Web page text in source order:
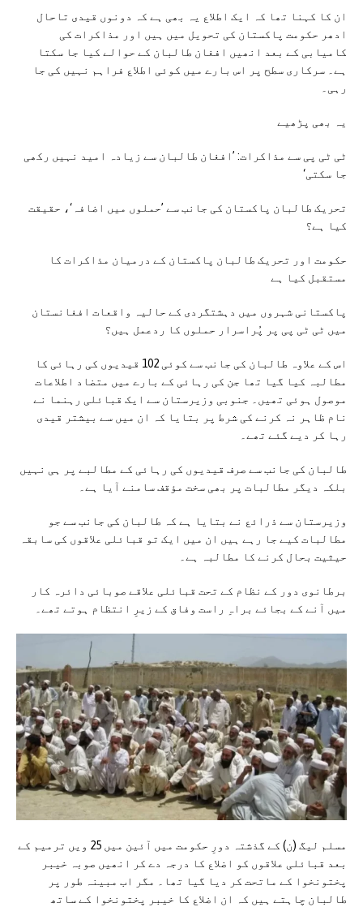
ان کا کہنا تھا کہ ایک اطلاع یہ بھی ہے کہ دونوں قیدی تاحال
ادھر حکومت پاکستان کی تحویل میں ہیں اور مذاکرات کی
کامیابی کے بعد انھیں افغان طالبان کے حوالے کیا جا سکتا
ہے۔ سرکاری سطح پر اس بارے میں کوئی اطلاع فراہم نہیں کی جا
رہی۔
یہ بھی پڑھیے
ٹی ٹی پی سے مذاکرات: ’افغان طالبان سے زیادہ امید نہیں رکھی
جا سکتی‘
تحریک طالبان پاکستان کی جانب سے ’حملوں میں اضافہ‘، حقیقت
کیا ہے؟
حکومت اور تحریک طالبان پاکستان کے درمیان مذاکرات کا
مستقبل کیا ہے
پاکستانی شہروں میں دہشتگردی کے حالیہ واقعات افغانستان
میں ٹی ٹی پی پر پُراسرار حملوں کا ردعمل ہیں؟
اس کے علاوہ طالبان کی جانب سے کوئی 102 قیدیوں کی رہائی کا
مطالبہ کیا گیا تھا جن کی رہائی کے بارے میں متضاد اطلاعات
موصول ہوئی تھیں۔ جنوبی وزیرستان سے ایک قبائلی رہنما نے
نام ظاہر نہ کرنے کی شرط پر بتایا کہ ان میں سے بیشتر قیدی
رہا کر دیے گئے تھے۔
طالبان کی جانب سے صرف قیدیوں کی رہائی کے مطالبے پر ہی نہیں
بلکہ دیگر مطالبات پر بھی سخت مؤقف سامنے آیا ہے۔
وزیرستان سے ذرائع نے بتایا ہے کہ طالبان کی جانب سے جو
مطالبات کیے جا رہے ہیں ان میں ایک تو قبائلی علاقوں کی سابقہ
حیثیت بحال کرنے کا مطالبہ ہے۔
برطانوی دور کے نظام کے تحت قبائلی علاقے صوبائی دائرہ کار
میں آنے کے بجائے براہِ راست وفاق کے زیرِ انتظام ہوتے تھے۔
مسلم لیگ (ن) کے گذشتہ دورِ حکومت میں آئین میں 25 ویں ترمیم کے
بعد قبائلی علاقوں کو اضلاع کا درجہ دے کر انھیں صوبہ خیبر
پختونخوا کے ماتحت کر دیا گیا تھا۔ مگر اب مبینہ طور پر
طالبان چاہتے ہیں کہ ان اضلاع کا خیبر پختونخوا کے ساتھ